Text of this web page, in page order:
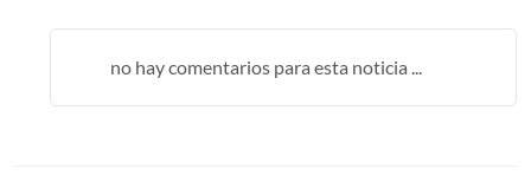
no hay comentarios para esta noticia ...